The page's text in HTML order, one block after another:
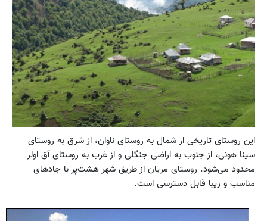
این روستای تاریخی از شمال به روستای ناوان، از شرق به روستای
سینا هونی، از جنوب به اراضی جنگلی و از غرب به روستای آق اولر
محدود می‏‌شود. روستای مریان از طریق شهر هشت‌پر با جاده‏ای
مناسب و زیبا قابل دسترسی است.